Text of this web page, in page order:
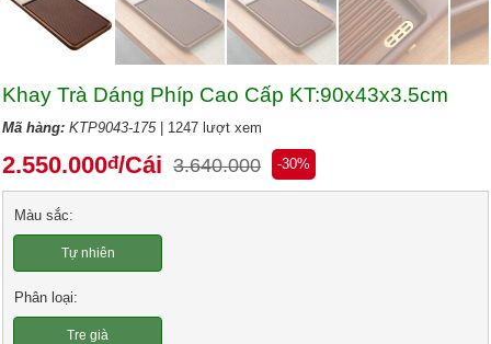
Khay Trà Dáng Phíp Cao Cấp KT:90x43x3.5cm
Mã hàng:KTP9043-175| 1247 lượt xem
2.550.000đ/Cái 3.640.000 -30%
Màu sắc:
Tự nhiên
Phân loại:
Tre già